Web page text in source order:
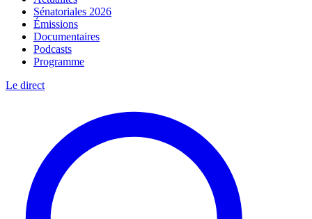
Sénatoriales 2026
Émissions
Documentaires
Podcasts
Programme
Le direct